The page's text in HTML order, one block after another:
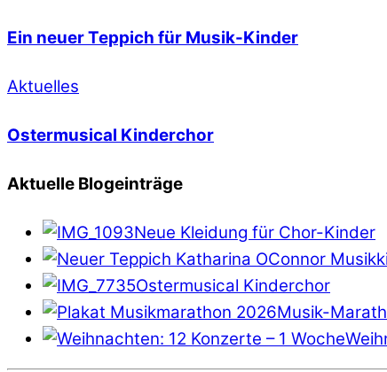
Ein neuer Teppich für Musik-Kinder
Aktuelles
Ostermusical Kinderchor
Aktuelle Blogeinträge
Neue Kleidung für Chor-Kinder
Ostermusical Kinderchor
Musik-